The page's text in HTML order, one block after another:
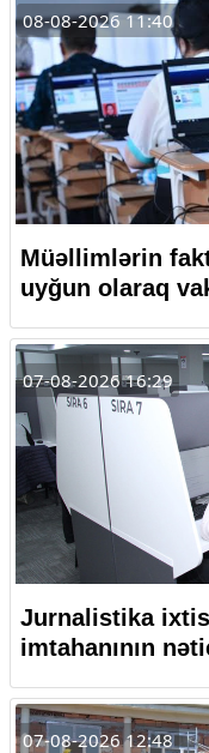
08-08-2026 11:40
Müəllimlərin
uyğun olaraq
07-08-2026 16:29
Jurnalistika
imtahanının
07-08-2026 12:48